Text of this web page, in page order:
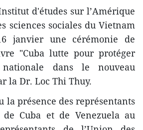
d'études sur l’Amérique
sciences sociales du Vietnam
janvier une cérémonie de
"Cuba lutte pour protéger
nationale dans le nouveau
la Dr. Loc Thi Thuy.
la présence des représentants
de Cuba et de Venezuela au